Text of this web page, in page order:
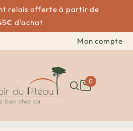
relais offerte à partir de
d'achat
Mon compte
0